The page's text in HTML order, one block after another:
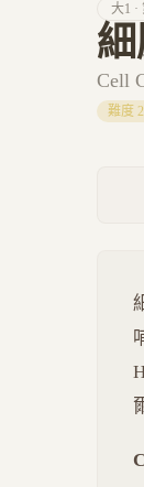
大1 ·
Cell
難度 2